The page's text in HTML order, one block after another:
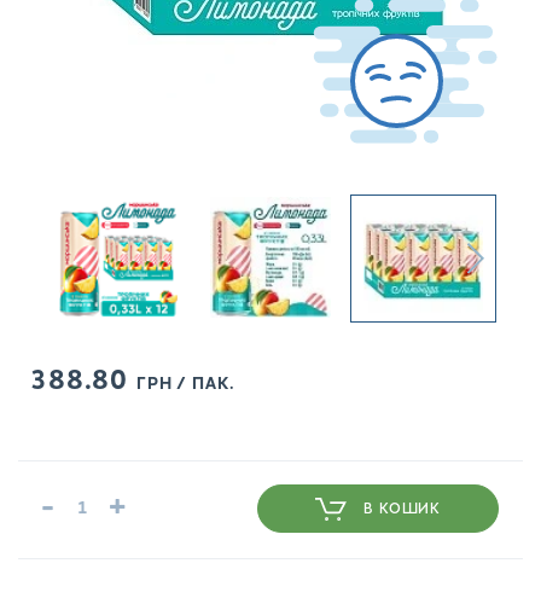
388.80 ГРН / ПАК.
- + В КОШИК